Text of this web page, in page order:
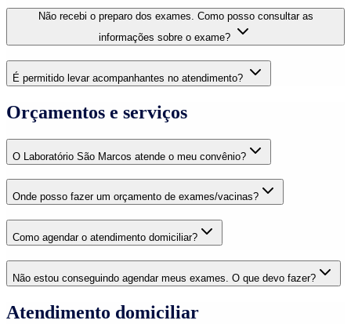
Não recebi o preparo dos exames. Como posso consultar as
informações sobre o exame?
É permitido levar acompanhantes no atendimento?
Orçamentos e serviços
O Laboratório São Marcos atende o meu convênio?
Onde posso fazer um orçamento de exames/vacinas?
Como agendar o atendimento domiciliar?
Não estou conseguindo agendar meus exames. O que devo fazer?
Atendimento domiciliar